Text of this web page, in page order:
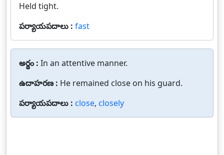
Held tight.
పర్యాయపదాలు : fast
అర్థం : In an attentive manner.
ఉదాహరణ : He remained close on his guard.
పర్యాయపదాలు : close, closely